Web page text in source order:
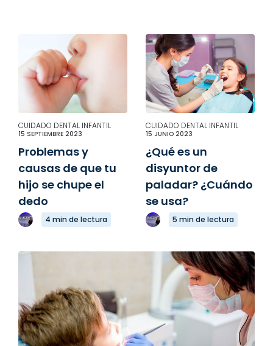
CUIDADO DENTAL INFANTIL
15 SEPTIEMBRE 2023
Problemas y
causas de que tu
hijo se chupe el
dedo
4 min de lectura
CUIDADO DENTAL INFANTIL
15 JUNIO 2023
¿Qué es un
disyuntor de
paladar? ¿Cuándo
se usa?
5 min de lectura